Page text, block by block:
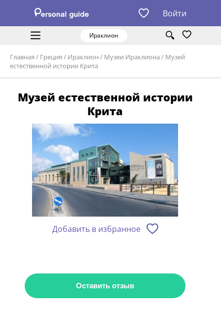
Войти
Ираклион
Главная / Греция / Ираклион / Музеи Ираклиона / Музей
естественной истории Крита
Музей естественной истории
Крита
Добавить в избранное
Оставить отзыв